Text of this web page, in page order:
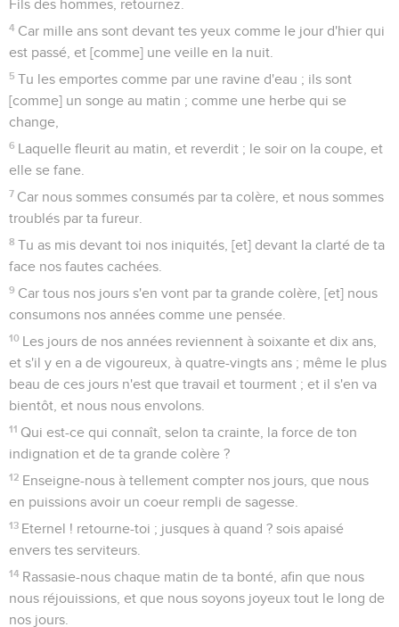
14
Rassasie-nous chaque matin de ta bonté, afin que nous
nous réjouissions, et que nous soyons joyeux tout le long de
nos jours.
15 Réjouis-nous au prix des jours que tu nous as affligés, [et
au prix] des années auxquelles nous avons senti des maux :
16 Que ton oeuvre paraisse sur tes serviteurs, et ta gloire sur
leurs enfants.
17 Et que le bon plaisir de l'Eternel notre Dieu, soit sur nous,
et dirige l'oeuvre de nos mains ; oui dirige l'oeuvre de nos
mains.
Psaumes 91
Seuls les Évangiles sont disponibles en vidéo pour le moment.
Comme on fait bien de te louer, Seigneur!
1 Celui qui se tient dans la demeure du Souverain, se loge à
l'ombre du Tout-Puissant.
2
Je dirai à l'Eternel : Tu es ma retraite, et ma forteresse, tu
es mon Dieu en qui je m'assure.
Certes il te délivrera du filet du chasseur ; [et] de la
mortalité malheureuse.
Il te couvrira de ses plumes, et tu auras retraite sous ses
ailes ; sa vérité [te servira de] rondache et de bouclier.
Tu n'auras point peur de ce qui épouvante de nuit, ni de la
flèche qui vole de jour.